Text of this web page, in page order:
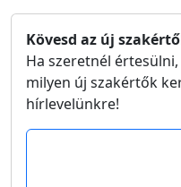
Kövesd az új
Ha szeretnél
milyen új szakértők
hírlevelünkre!